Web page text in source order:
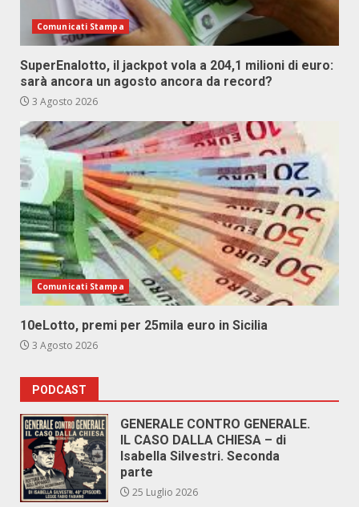
Comunicati Stampa
SuperEnalotto, il jackpot vola a 204,1 milioni di euro:
sarà ancora un agosto ancora da record?
3 Agosto 2026
Comunicati Stampa
10eLotto, premi per 25mila euro in Sicilia
3 Agosto 2026
PODCAST
GENERALE CONTRO GENERALE.
IL CASO DALLA CHIESA – di
Isabella Silvestri. Seconda
parte
25 Luglio 2026